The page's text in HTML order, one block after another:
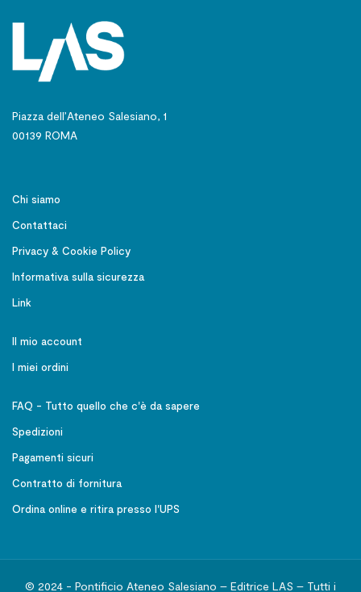
Piazza dell’Ateneo Salesiano, 1
00139 ROMA
Chi siamo
Contattaci
Privacy & Cookie Policy
Informativa sulla sicurezza
Link
Il mio account
I miei ordini
FAQ - Tutto quello che c'è da sapere
Spedizioni
Pagamenti sicuri
Contratto di fornitura
Ordina online e ritira presso l'UPS
© 2024 - Pontificio Ateneo Salesiano – Editrice LAS – Tutti i